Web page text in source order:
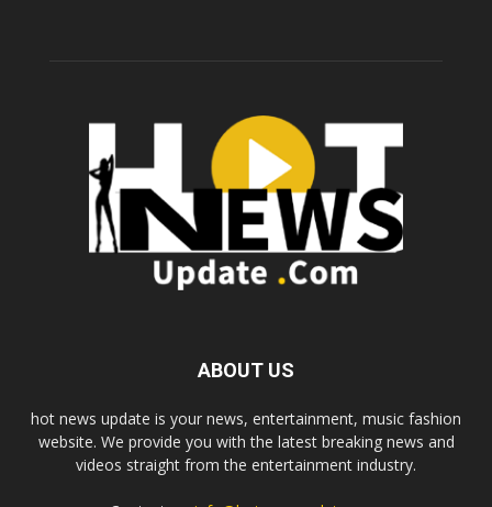
ABOUT US
hot news update is your news, entertainment, music fashion
website. We provide you with the latest breaking news and
videos straight from the entertainment industry.